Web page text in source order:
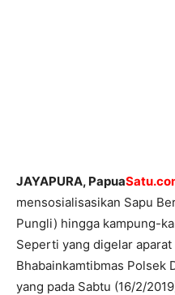
JAYAPURA, Papua
mensosialisasikan Sapu
Pungli) hingga kampung-
Seperti yang digelar
Bhabainkamtibmas Polsek
yang pada Sabtu (16/2/